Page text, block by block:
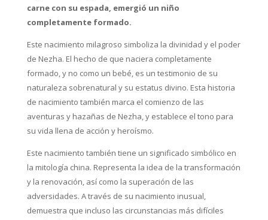
carne con su espada, emergió un niño
completamente formado.
Este nacimiento milagroso simboliza la divinidad y el poder
de Nezha. El hecho de que naciera completamente
formado, y no como un bebé, es un testimonio de su
naturaleza sobrenatural y su estatus divino. Esta historia
de nacimiento también marca el comienzo de las
aventuras y hazañas de Nezha, y establece el tono para
su vida llena de acción y heroísmo.
Este nacimiento también tiene un significado simbólico en
la mitología china. Representa la idea de la transformación
y la renovación, así como la superación de las
adversidades. A través de su nacimiento inusual,
demuestra que incluso las circunstancias más difíciles